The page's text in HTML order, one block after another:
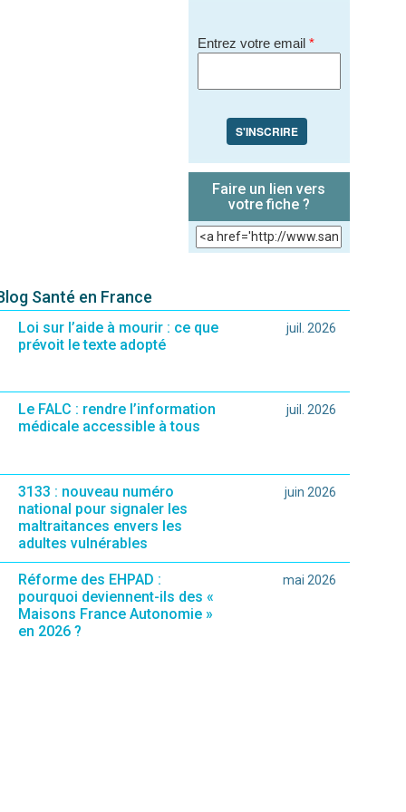
Entrez votre email *
S'INSCRIRE
Faire un lien vers
votre fiche ?
Santé en France
Loi sur l’aide à mourir : ce que
prévoit le texte adopté
juil. 2026
Le FALC : rendre l’information
médicale accessible à tous
juil. 2026
3133 : nouveau numéro
national pour signaler les
maltraitances envers les
adultes vulnérables
juin 2026
Réforme des EHPAD :
pourquoi deviennent-ils des «
Maisons France Autonomie »
en 2026 ?
mai 2026